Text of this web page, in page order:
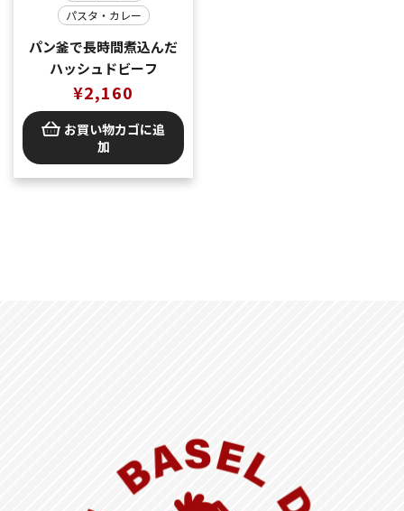
パスタ・カレー
パン釜で長時間煮込んだ
ハッシュドビーフ
¥2,160
お買い物カゴに追
加